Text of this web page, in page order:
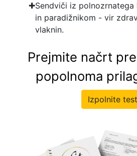
Sendviči iz
in paradižnikom - vir
vlaknin.
Prejmite načrt
popolnoma
Izpolnite test